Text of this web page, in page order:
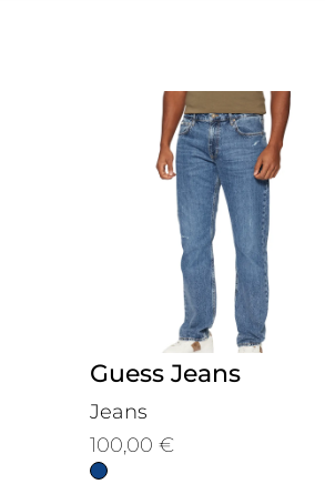
Guess Jeans
Jeans
100,00 €